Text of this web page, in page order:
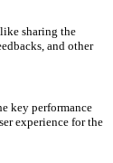
sharing the
and other
key performance
experience for the